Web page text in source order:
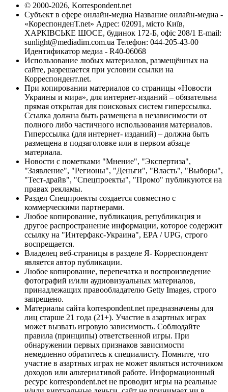
© 2000-2026, Korrespondent.net
Субъект в сфере онлайн-медиа Название онлайн-медиа -
«КореспонденТ.net» Адрес: 02091, місто Київ,
ХАРКІВСЬКЕ ШОСЕ, будинок 172-Б, офіс 208/1 E-mail:
sunlight@mediadim.com.ua Телефон: 044-205-43-00
Идентификатор медиа - R40-06068
Использование любых материалов, размещённых на
сайте, разрешается при условии ссылки на
Корреспондент.net.
При копировании материалов со страницы «Новости
Украины и мира», для интернет-изданий – обязательна
прямая открытая для поисковых систем гиперссылка.
Ссылка должна быть размещена в независимости от
полного либо частичного использования материалов.
Гиперссылка (для интернет- изданий) – должна быть
размещена в подзаголовке или в первом абзаце
материала.
Новости с пометками "Мнение", "Экспертиза",
"Заявление", "Регионы", "Деньги", "Власть", "Выборы",
"Тест-драйв", "Спецпроекты", "Промо" публикуются на
правах рекламы.
Раздел Спецпроекты создается совместно с
коммерческими партнерами.
Любое копирование, публикация, републикация и
другое распространение информации, которое содержит
ссылку на "Интерфакс-Украина", EPA / UPG, строго
воспрещается.
Владелец веб-страницы в разделе Я- Корреспондент
является автор публикации.
Любое копирование, перепечатка и воспроизведение
фотографий и/или аудиовизуальных материалов,
принадлежащих правообладателю Getty Images, строго
запрещено.
Материалы сайта korrespondent.net предназначены для
лиц старше 21 года (21+). Участие в азартных играх
может вызвать игровую зависимость. Соблюдайте
правила (принципы) ответственной игры. При
обнаружении первых признаков зависимости
немедленно обратитесь к специалисту. Помните, что
участие в азартных играх не может являться источником
доходов или альтернативой работе. Информационный
ресурс korrespondent.net не проводит игры на реальные